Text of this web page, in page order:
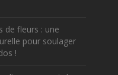
de fleurs : une
pour soulager
!